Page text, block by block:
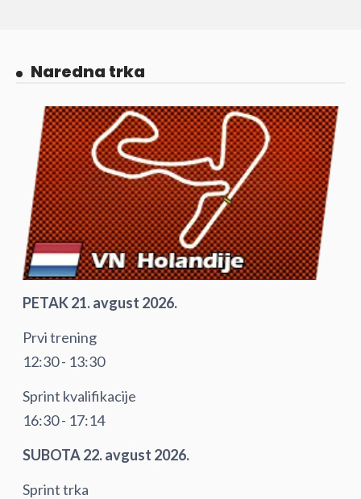
Naredna trka
PETAK 21. avgust 2026.
Prvi trening
12:30 - 13:30
Sprint kvalifikacije
16:30 - 17:14
SUBOTA 22. avgust 2026.
Sprint trka